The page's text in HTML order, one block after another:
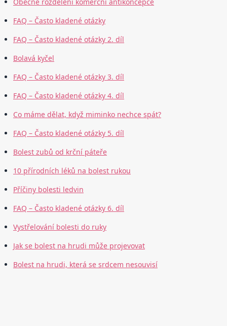
Obecné rozdělení komerční antikoncepce
FAQ – Často kladené otázky
FAQ – Často kladené otázky 2. díl
Bolavá kyčel
FAQ – Často kladené otázky 3. díl
FAQ – Často kladené otázky 4. díl
Co máme dělat, když miminko nechce spát?
FAQ – Často kladené otázky 5. díl
Bolest zubů od krční páteře
10 přírodních léků na bolest rukou
Příčiny bolesti ledvin
FAQ – Často kladené otázky 6. díl
Vystřelování bolesti do ruky
Jak se bolest na hrudi může projevovat
Bolest na hrudi, která se srdcem nesouvisí